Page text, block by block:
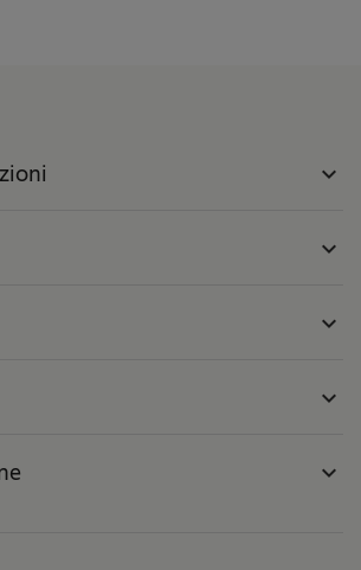
expand_more
expand_more
expand_more
expand_more
expand_more